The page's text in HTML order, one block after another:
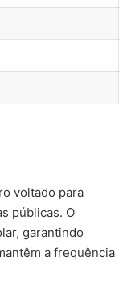
voltado para
públicas. O
garantindo
a frequência